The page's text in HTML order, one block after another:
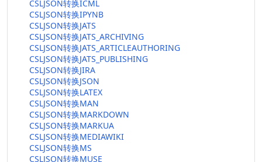
CSLJSON转换ICML
CSLJSON转换IPYNB
CSLJSON转换JATS
CSLJSON转换JATS_ARCHIVING
CSLJSON转换JATS_ARTICLEAUTHORING
CSLJSON转换JATS_PUBLISHING
CSLJSON转换JIRA
CSLJSON转换JSON
CSLJSON转换LATEX
CSLJSON转换MAN
CSLJSON转换MARKDOWN
CSLJSON转换MARKUA
CSLJSON转换MEDIAWIKI
CSLJSON转换MS
CSLJSON转换MUSE